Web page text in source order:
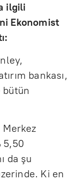
ilgili
Ekonomist
bankası,
bütün
5,50
da şu
Ki en